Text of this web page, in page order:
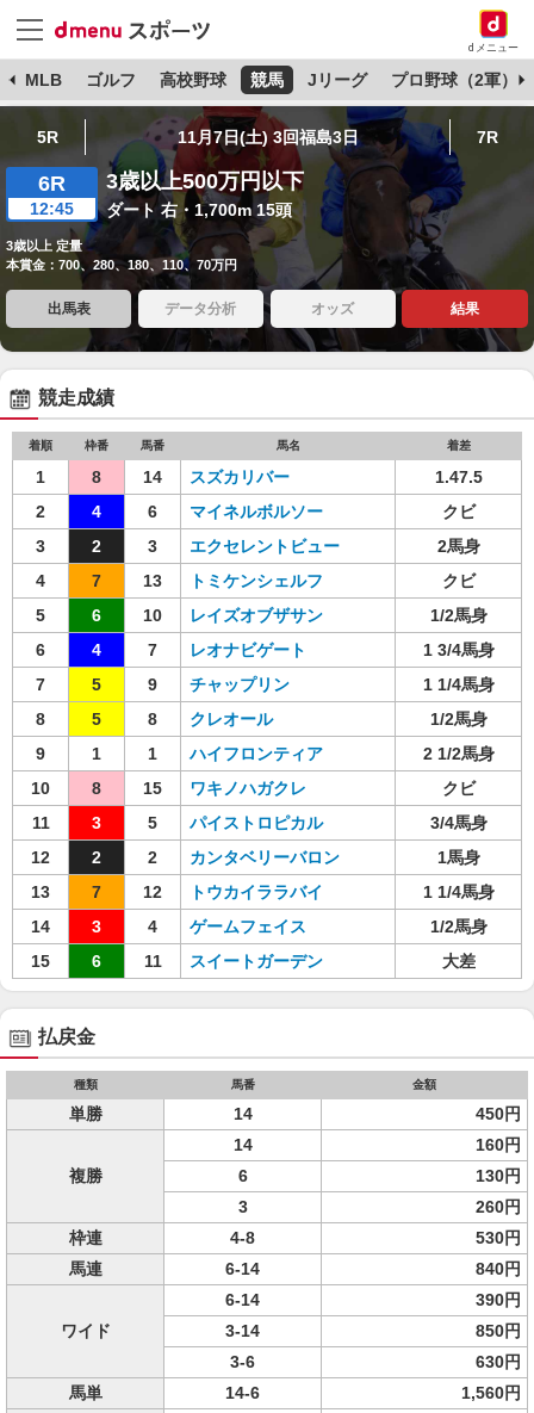
dメニュー
MLB ゴルフ 高校野球 競馬 Jリーグ プロ野球（2軍）
5R 11月7日(土) 3回福島3日 7R
6R
12:45
3歳以上500万円以下
ダート 右・1,700m 15頭
3歳以上 定量
本賞金：700、280、180、110、70万円
出馬表 データ分析 オッズ 結果
競走成績
着順 枠番 馬番 馬名 着差
1 8 14 スズカリバー
1.47.5
2
4 6 マイネルボルソー
クビ
3
2 3 エクセレントビュー
2馬身
4
7 13 トミケンシェルフ
クビ
5
6 10 レイズオブザサン
1/2馬身
6
4 7 レオナビゲート
1 3/4馬身
7
5 9 チャップリン
1 1/4馬身
8
5 8 クレオール
1/2馬身
9
1 1 ハイフロンティア
2 1/2馬身
10
8 15 ワキノハガクレ
クビ
11
3 5 パイストロピカル
3/4馬身
12
2 2 カンタベリーバロン
1馬身
13
7 12 トウカイララバイ
1 1/4馬身
14
3 4 ゲームフェイス
1/2馬身
15
6 11 スイートガーデン 大差
払戻金
種類 馬番 金額
単勝 14 450円
複勝
14
160円
6
130円
3
260円
枠連
4-8
530円
馬連
6-14 840円
ワイド
6-14
390円
3-14
850円
3-6
630円
馬単
14-6
1,560円